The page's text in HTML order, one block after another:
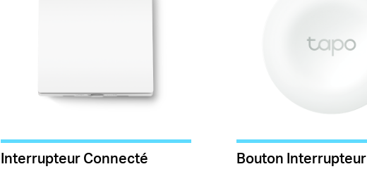
Interrupteur Connecté
Bouton Interrupteur